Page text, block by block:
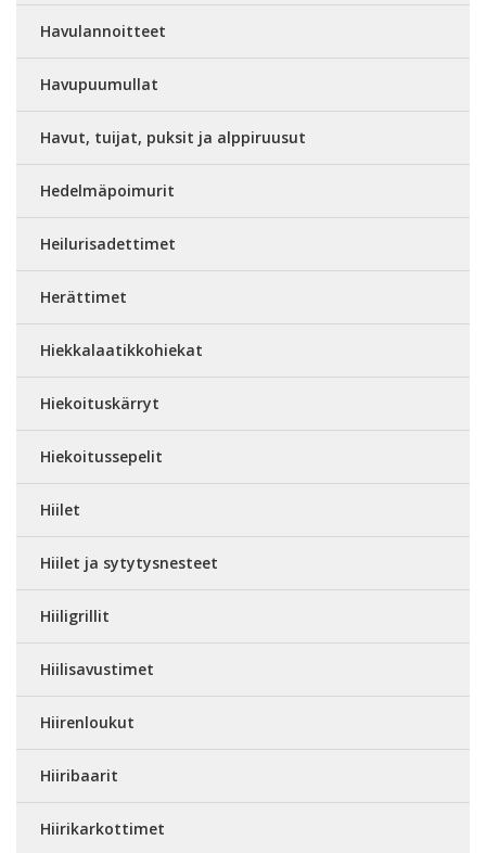
Havulannoitteet
Havupuumullat
Havut, tuijat, puksit ja alppiruusut
Hedelmäpoimurit
Heilurisadettimet
Herättimet
Hiekkalaatikkohiekat
Hiekoituskärryt
Hiekoitussepelit
Hiilet
Hiilet ja sytytysnesteet
Hiiligrillit
Hiilisavustimet
Hiirenloukut
Hiiribaarit
Hiirikarkottimet